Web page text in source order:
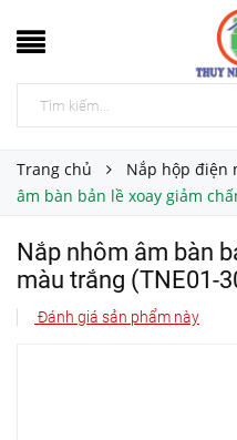
Trang chủ Nắp hộp điện
âm bàn bản lề xoay giảm
Nắp nhôm âm bàn
màu trắng (TNE01-
Đánh giá sản phẩm này